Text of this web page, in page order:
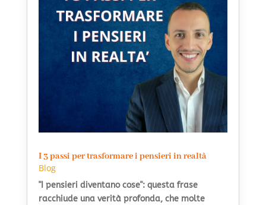
I 3 passi per trasformare i pensieri in realtà
Blog
"I pensieri diventano cose": questa frase
racchiude una verità profonda, che molte